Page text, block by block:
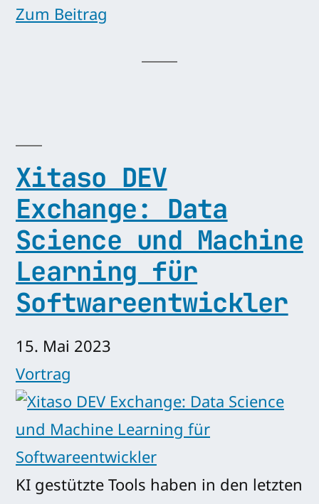
Zum Beitrag
Xitaso DEV
Exchange: Data
Science und Machine
Learning für
Softwareentwickler
15. Mai 2023
Vortrag
KI gestützte Tools haben in den letzten